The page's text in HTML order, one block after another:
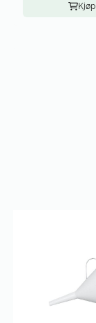
Kjøp